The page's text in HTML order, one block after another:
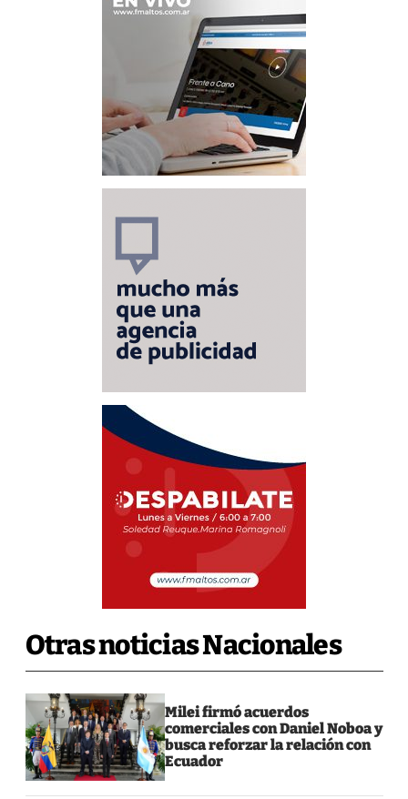
Otras noticias Nacionales
Milei firmó acuerdos
comerciales con Daniel Noboa y
busca reforzar la relación con
Ecuador